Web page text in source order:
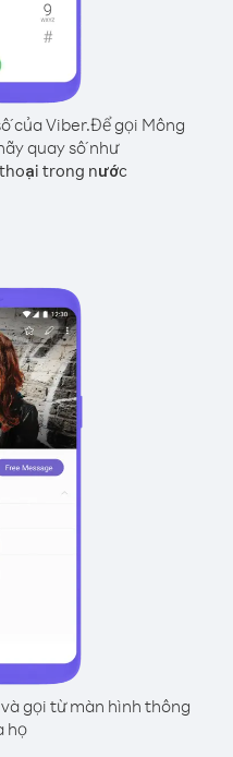
của Viber.Để gọi Mông
quay số như
trong nước
gọi từ màn hình thông
họ